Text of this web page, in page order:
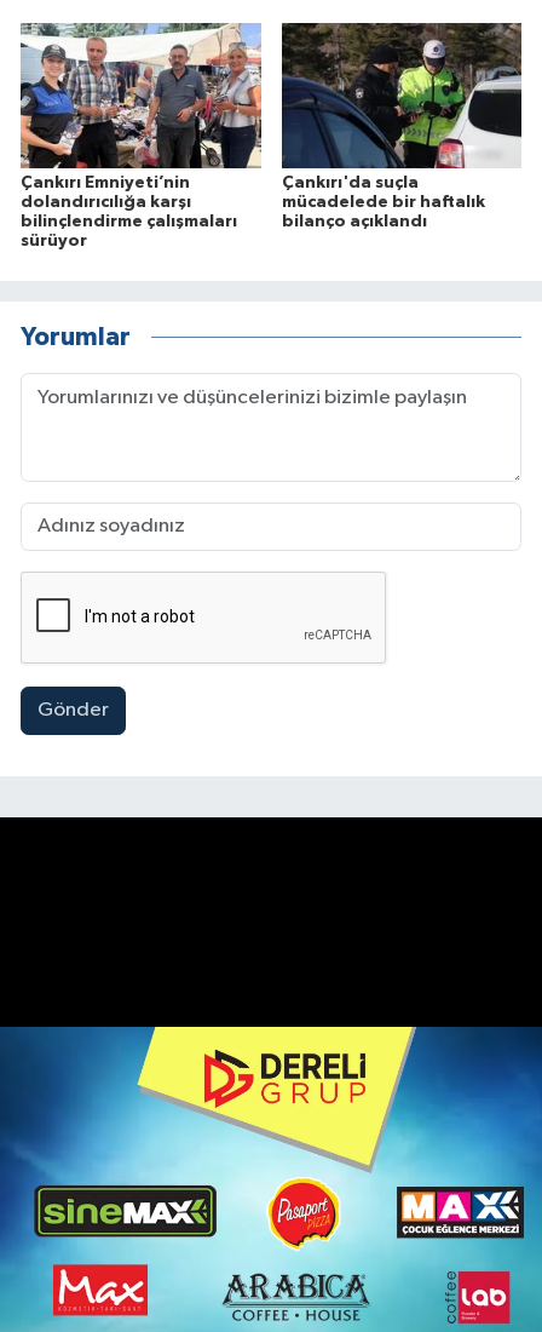
Çankırı Emniyeti’nin
dolandırıcılığa karşı
bilinçlendirme çalışmaları
sürüyor
Çankırı'da suçla
mücadelede bir haftalık
bilanço açıklandı
Yorumlar
Gönder